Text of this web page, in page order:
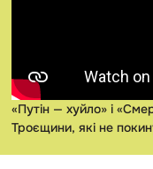
«Путін — хуйло» і
Троєщини, які не